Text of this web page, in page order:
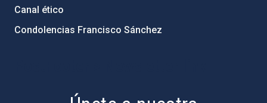
Canal ético
Condolencias Francisco Sánchez